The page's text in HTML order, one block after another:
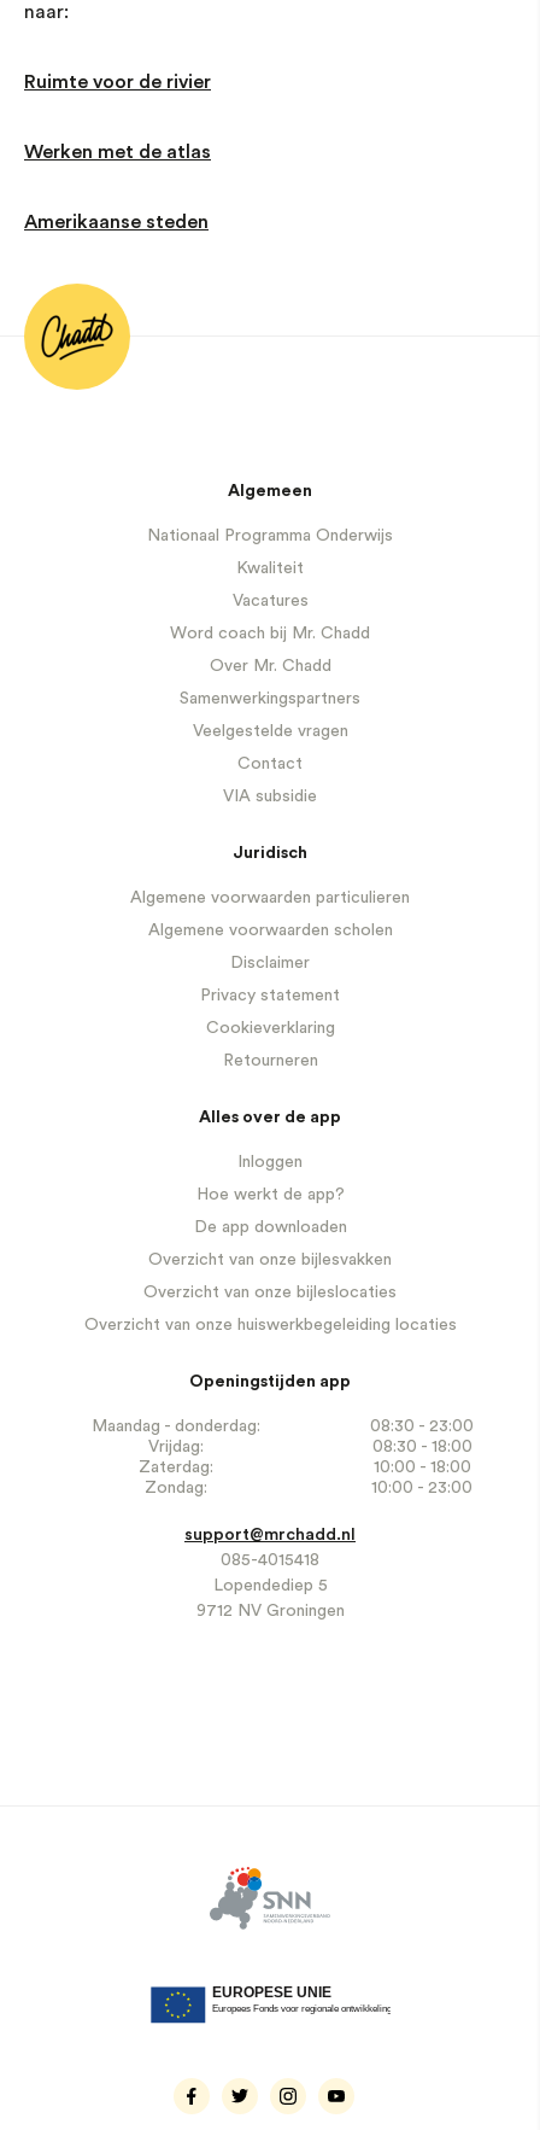
naar:
Ruimte voor de rivier
Werken met de atlas
Amerikaanse steden
Algemeen
Nationaal Programma Onderwijs
Kwaliteit
Vacatures
Word coach bij Mr. Chadd
Over Mr. Chadd
Samenwerkingspartners
Veelgestelde vragen
Contact
VIA subsidie
Juridisch
Algemene voorwaarden particulieren
Algemene voorwaarden scholen
Disclaimer
Privacy statement
Cookieverklaring
Retourneren
Alles over de app
Inloggen
Hoe werkt de app?
De app downloaden
Overzicht van onze bijlesvakken
Overzicht van onze bijleslocaties
Overzicht van onze huiswerkbegeleiding locaties
Openingstijden app
Maandag - donderdag:
08:30 - 23:00
Vrijdag:
08:30 - 18:00
Zaterdag:
10:00 - 18:00
Zondag:
10:00 - 23:00
support@mrchadd.nl
085-4015418
Lopendediep 5
9712 NV Groningen